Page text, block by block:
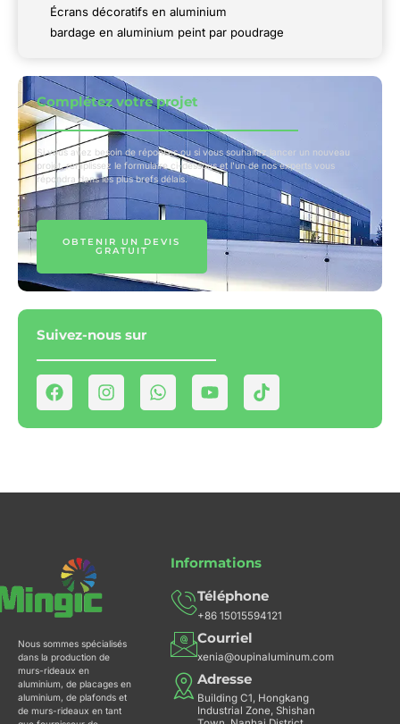
Écrans décoratifs en aluminium
bardage en aluminium peint par poudrage
Complétez votre projet
Si vous avez besoin de réponses ou si vous souhaitez lancer un nouveau
projet, remplissez le formulaire ci-dessous et l'un de nos experts vous
répondra dans les plus brefs délais.
OBTENIR UN DEVIS
GRATUIT
Suivez-nous sur
F
a
o
I
n
r
W
h
p
Y
o
e
T
i
Nous sommes spécialisés
dans la production de
murs-rideaux en
aluminium, de placages en
aluminium, de plafonds et
de murs-rideaux en tant
Informations
Téléphone
+86 15015594121
Courriel
xenia@oupinaluminum.com
Adresse
Building C1, Hongkang
Industrial Zone, Shishan